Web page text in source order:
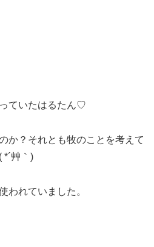
ていたはるたん♡
か？それとも牧のことを考えて
*´艸｀)
われていました。